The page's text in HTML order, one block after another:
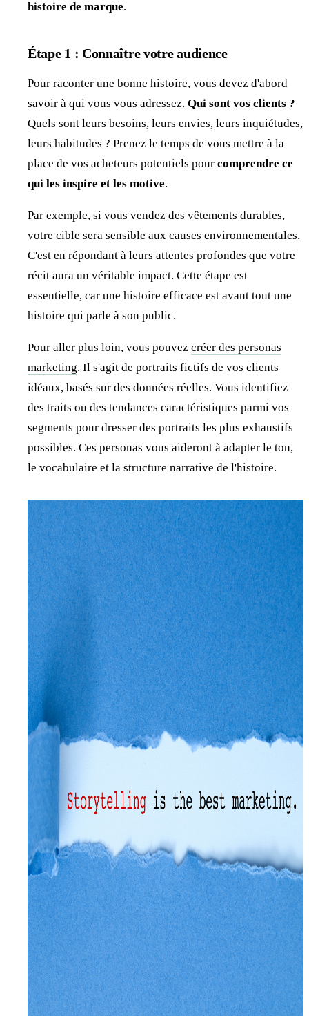
histoire de marque.
Étape 1 : Connaître votre audience
Pour raconter une bonne histoire, vous devez d'abord
savoir à qui vous vous adressez. Qui sont vos clients ?
Quels sont leurs besoins, leurs envies, leurs inquiétudes,
leurs habitudes ? Prenez le temps de vous mettre à la
place de vos acheteurs potentiels pour comprendre ce
qui les inspire et les motive.
Par exemple, si vous vendez des vêtements durables,
votre cible sera sensible aux causes environnementales.
C'est en répondant à leurs attentes profondes que votre
récit aura un véritable impact. Cette étape est
essentielle, car une histoire efficace est avant tout une
histoire qui parle à son public.
Pour aller plus loin, vous pouvez créer des personas
marketing. Il s'agit de portraits fictifs de vos clients
idéaux, basés sur des données réelles. Vous identifiez
des traits ou des tendances caractéristiques parmi vos
segments pour dresser des portraits les plus exhaustifs
possibles. Ces personas vous aideront à adapter le ton,
le vocabulaire et la structure narrative de l'histoire.